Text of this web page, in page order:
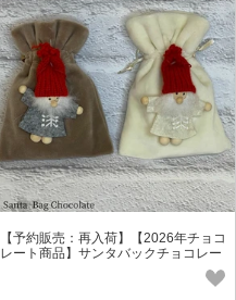
【予約販売：再入荷】【2026年チョコ
レート商品】サンタバックチョコレー